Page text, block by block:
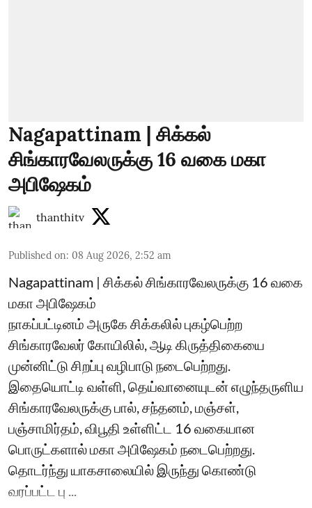
Nagapattinam | சிக்கல்
சிங்காரவேலருக்கு 16 வகை மகா
அபிஷேகம்
thanthitv
Published on: 08 Aug 2026, 2:52 am
Nagapattinam | சிக்கல் சிங்காரவேலருக்கு 16 வகை
மகா அபிஷேகம்
நாகப்பட்டினம் அருகே சிக்கலில் புகழ்பெற்ற
சிங்காரவேலர் கோயிலில், ஆடி கிருத்திகையை
முன்னிட்டு சிறப்பு வழிபாடு நடைபெற்றது.
இதையொட்டி வள்ளி, தெய்வானையுடன் எழுந்தருளிய
சிங்காரவேலருக்கு பால், சந்தனம், மஞ்சள்,
பஞ்சாமிர்தம், விபூதி உள்ளிட்ட 16 வகையான
பொருட்களால் மகா அபிஷேகம் நடைபெற்றது.
தொடர்ந்து யாகசாலையில் இருந்து கொண்டு
வரப்பட்ட பு ...